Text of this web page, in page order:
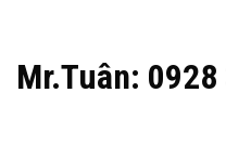
Mr.Tuân: